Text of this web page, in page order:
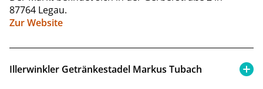
87764 Legau.
Zur Website
Illerwinkler Getränkestadel Markus Tubach